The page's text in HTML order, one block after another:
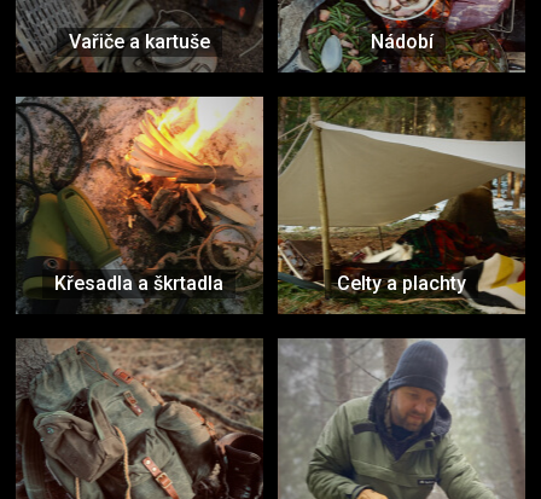
Vařiče a kartuše Nádobí
Křesadla a škrtadla Celty a plachty